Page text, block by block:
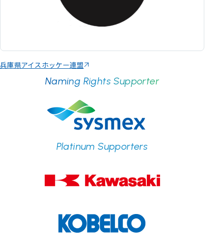
兵庫県アイスホッケー連盟
Naming Rights Supporter
Platinum Supporters